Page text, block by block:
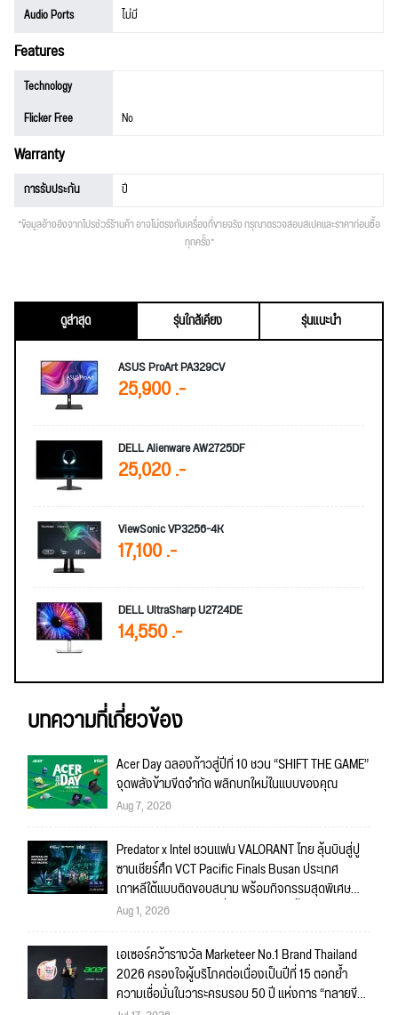
Audio Ports
ไม่มี
Features
Technology
Flicker Free
No
Warranty
การรับประกัน ปี
*ข้อมูลอ้างอิงจากโปรชัวร์ร้านค้า อาจไม่ตรงกับเครื่องที่ขายจริง กรุณาตรวจสอบสเปคและราคาก่อนซื้อ
ทุกครั้ง*
ดูล่าสุด รุ่นใกล้เคียง
รุ่นแนะนำ
ASUS ProArt PA329CV
25,900 .-
DELL Alienware AW2725DF
25,020 .-
ViewSonic VP3256-4K
17,100 .-
DELL UltraSharp U2724DE
14,550 .-
บทความที่เกี่ยวข้อง
Acer Day ฉลองก้าวสู่ปีที่ 10 ชวน “SHIFT THE GAME”
จุดพลังข้ามขีดจำกัด พลิกบทใหม่ในแบบของคุณ
Aug 7, 2026
Predator x Intel ชวนแฟน VALORANT ไทย ลุ้นบินสู่ปู
ซานเชียร์ศึก VCT Pacific Finals Busan ประเทศ
เกาหลีใต้แบบติดขอบสนาม พร้อมกิจกรรมสุดพิเศษ
ตลอดทัวร์นาเมนต์ วันที่ 5-6 กันยายนนี้!
Aug 1, 2026
เอเซอร์คว้ารางวัล Marketeer No.1 Brand Thailand
2026 ครองใจผู้บริโภคต่อเนื่องเป็นปีที่ 15 ตอกย้ำ
ความเชื่อมั่นในวาระครบรอบ 50 ปี แห่งการ “ทลายขีด